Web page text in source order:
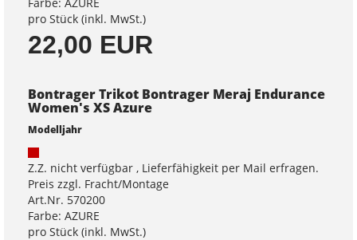
pro Stück (inkl. MwSt.)
22,00 EUR
Bontrager Trikot Bontrager Meraj Endurance
Women's XS Azure
Modelljahr
Z.Z. nicht verfügbar , Lieferfähigkeit per Mail erfragen.
Preis zzgl. Fracht/Montage
Art.Nr. 570200
Farbe: AZURE
pro Stück (inkl. MwSt.)